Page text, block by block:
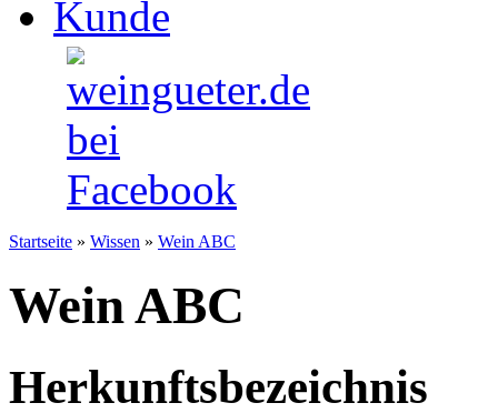
Kunde
Startseite » Wissen » Wein ABC
Wein ABC
Herkunftsbezeichnis